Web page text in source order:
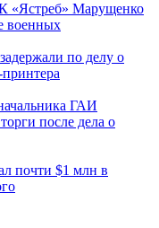
«Ястреб» Марущенко
военных
по делу о
ГАИ
после дела о
почти $1 млн в